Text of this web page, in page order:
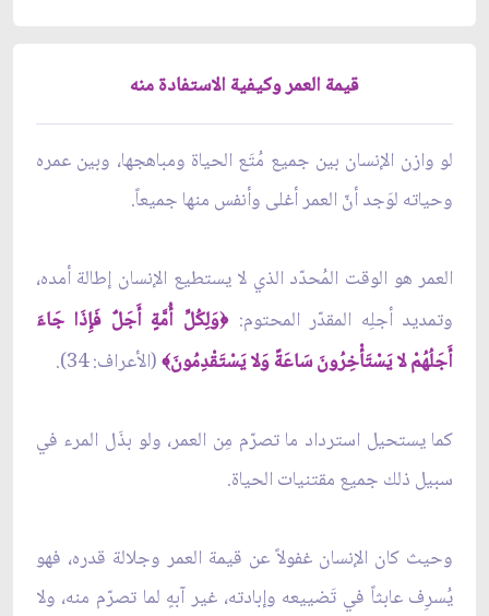
قيمة العمر وكيفية الاستفادة منه
لو وازن الإنسان بين جميع مُتَع الحياة ومباهجها، وبين عمره
وحياته لوَجد أنّ العمر أغلى وأنفس منها جميعاً.
العمر هو الوقت المُحدّد الذي لا يستطيع الإنسان إطالة أمده،
وتمديد أجلِه المقدّر المحتوم: ﴿وَلِكُلِّ أُمَّةٍ أَجَلٌ فَإِذَا جَاءَ
أَجَلُهُمْ لا يَسْتَأْخِرُونَ سَاعَةً وَلا يَسْتَقْدِمُونَ﴾(الأعراف: 34).
كما يستحيل استرداد ما تصرّم مِن العمر، ولو بذَل المرء في
سبيل ذلك جميع مقتنيات الحياة.
وحيث كان الإنسان غفولاً عن قيمة العمر وجلالة قدره، فهو
يُسرِف عابثاً في تَضييعه وإبادته، غير آبهٍ لما تصرّم منه، ولا